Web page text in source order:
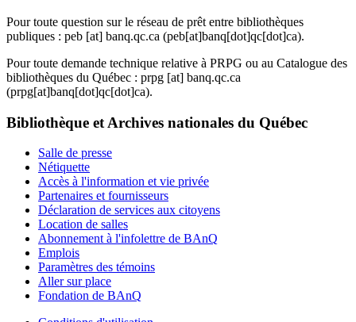
Pour toute question sur le réseau de prêt entre bibliothèques
publiques : peb [at] banq.qc.ca (peb[at]banq[dot]qc[dot]ca).
Pour toute demande technique relative à PRPG ou au Catalogue des
bibliothèques du Québec : prpg [at] banq.qc.ca
(prpg[at]banq[dot]qc[dot]ca).
Bibliothèque et Archives nationales du Québec
Salle de presse
Nétiquette
Accès à l'information et vie privée
Partenaires et fournisseurs
Déclaration de services aux citoyens
Location de salles
Abonnement à l'infolettre de BAnQ
Emplois
Paramètres des témoins
Aller sur place
Fondation de BAnQ